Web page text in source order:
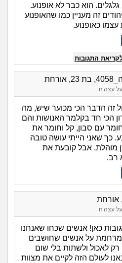
זה מעניין כמו שהאופנוע
התגובות
עצה זו
זה הדבר הכי מכוער שיש, מה
הכי חד בקלמר האנושות והם
עם סבון, קל וחומר את
כך שאני הייתי עושה טובה
מוהלת, אבל קובעת את
רב.
עצה זו
כאן! אנשים שכחו שאנחנו
על אנשים שחושבים
לאכול ולשתות בלי שום
לעולם הזה לקיים את מצוות